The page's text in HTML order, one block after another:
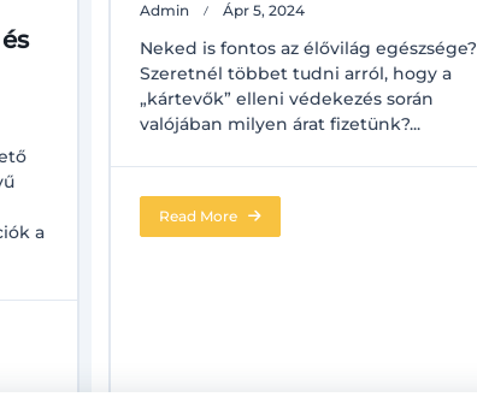
a
Admin Ápr 5, 2024
Neked is fontos az élővilág egészsége?
Szeretnél többet tudni arról, hogy a
„kártevők” elleni védekezés során
valójában milyen árat fizetünk?...
Read More